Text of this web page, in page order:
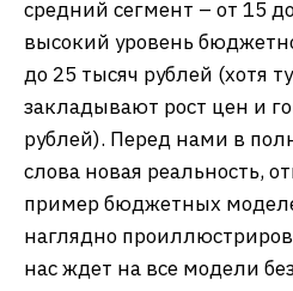
Формально можно
формируется три